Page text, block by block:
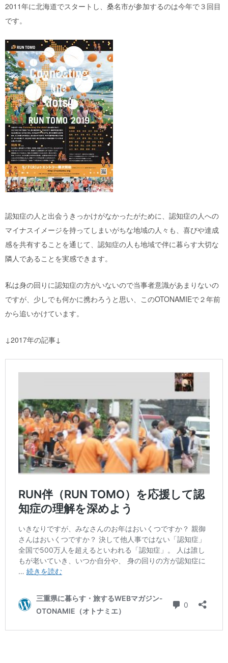
2011年に北海道でスタートし、桑名市が参加するのは今年で３回目
です。
認知症の人と出会うきっかけがなかったがために、認知症の人への
マイナスイメージを持ってしまいがちな地域の人々も、喜びや達成
感を共有することを通じて、認知症の人も地域で伴に暮らす大切な
隣人であることを実感できます。
私は身の回りに認知症の方がいないので当事者意識があまりないの
ですが、少しでも何かに携わろうと思い、このOTONAMIEで２年前
から追いかけています。
↓2017年の記事↓